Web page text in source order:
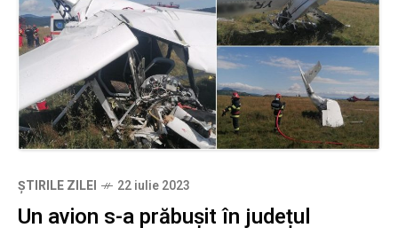
ȘTIRILE ZILEI 22 iulie 2023
Un avion s-a prăbușit în județul